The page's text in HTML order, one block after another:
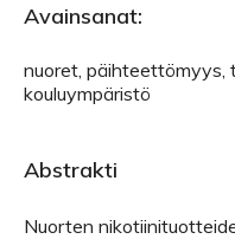
Avainsanat:
nuoret, päihteettömyys,
kouluympäristö
Abstrakti
Nuorten